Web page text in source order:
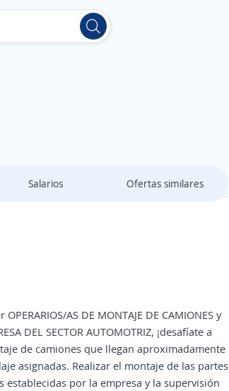
Salarios Ofertas similares
AS DE MONTAJE DE CAMIONES y
DEL SECTOR AUTOMOTRIZ, ¡desafíate a
de camiones que llegan aproximadamente
asignadas. Realizar el montaje de las partes
por la empresa y la supervisión